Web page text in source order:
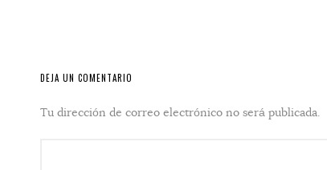
DEJA UN COMENTARIO
Tu dirección de correo electrónico no será publicada.